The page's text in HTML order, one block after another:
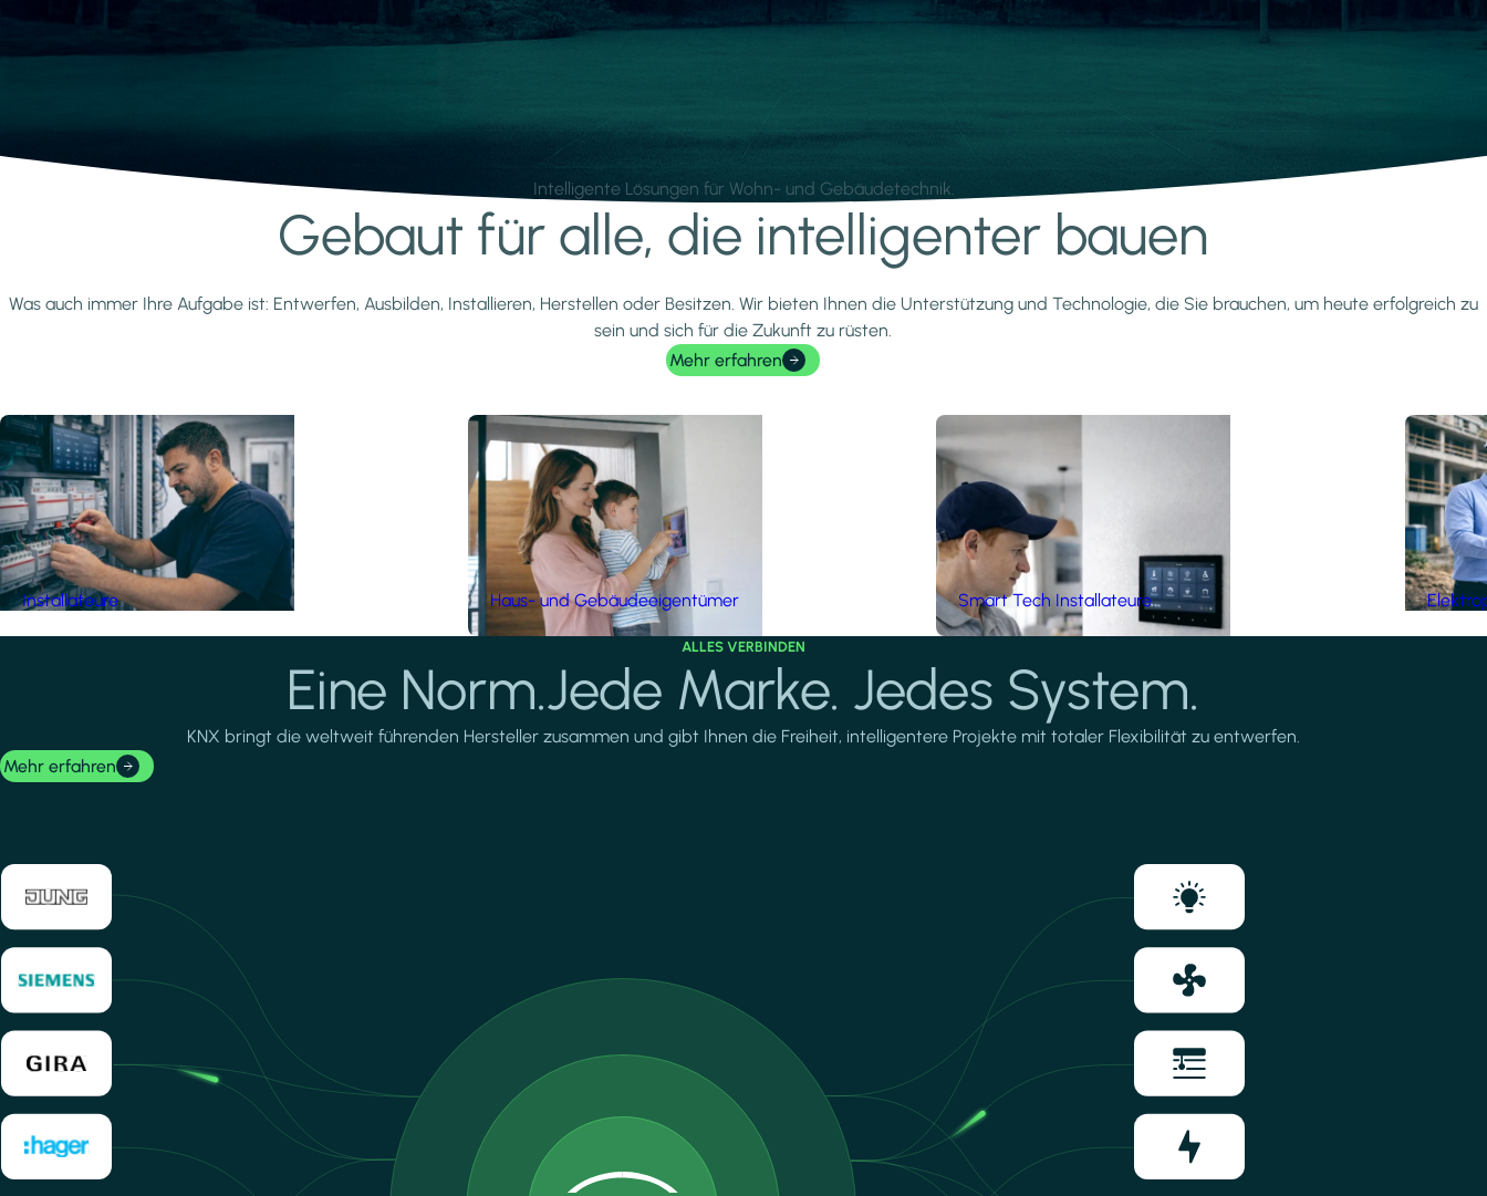
Intelligente Lösungen für Wohn- und Gebäudetechnik.
Gebaut für alle, die intelligenter bauen
Was auch immer Ihre Aufgabe ist: Entwerfen, Ausbilden, Installieren, Herstellen oder Besitzen. Wir bieten Ihnen die Unterstützung und Technologie, die Sie brauchen, um heute erfolgreich zu
sein und sich für die Zukunft zu rüsten.
Mehr erfahren
Installateure Haus- und Gebäudeeigentümer Smart Tech Installateure
ALLES VERBINDEN
Eine Norm.Jede Marke. Jedes System.
KNX bringt die weltweit führenden Hersteller zusammen und gibt Ihnen die Freiheit, intelligentere Projekte mit totaler Flexibilität zu entwerfen.
Mehr erfahren